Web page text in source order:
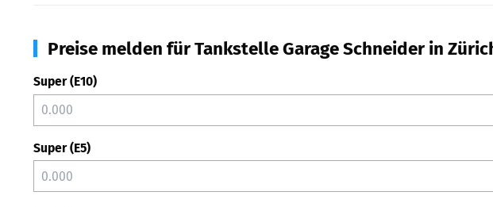
Preise melden für Tankstelle Garage Schneider in
Super (E10)
Super (E5)